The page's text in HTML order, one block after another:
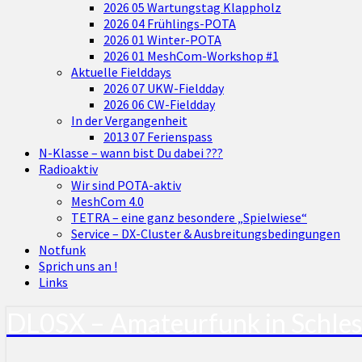
2026 05 Wartungstag Klappholz
2026 04 Frühlings-POTA
2026 01 Winter-POTA
2026 01 MeshCom-Workshop #1
Aktuelle Fielddays
2026 07 UKW-Fieldday
2026 06 CW-Fieldday
In der Vergangenheit
2013 07 Ferienspass
N-Klasse – wann bist Du dabei ???
Radioaktiv
Wir sind POTA-aktiv
MeshCom 4.0
TETRA – eine ganz besondere „Spielwiese“
Service – DX-Cluster & Ausbreitungsbedingungen
Notfunk
Sprich uns an !
Links